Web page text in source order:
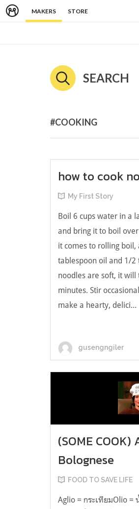
MAKERS STORE
SEARCH
#COOKING
how to cook
My First Story
Boil 6 cups water in a
and bring it to boil
it comes to rolling
tablespoon oil and 1/2
noodles are soft, it will
minutes. Stir
make a hearty, delici...
gusengngiler
(SOME
Bolognese
FOOD TO SAVE LIFE
Aglio = กระเทียมOlio =